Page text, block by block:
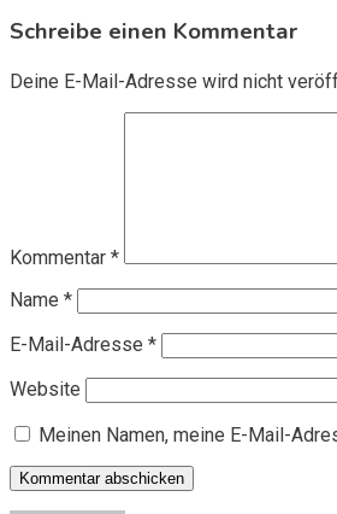
Schreibe einen Kommentar
Deine E-Mail-Adresse wird nicht
Kommentar *
Name *
E-Mail-Adresse *
Website
Meinen Namen, meine E-Mail-